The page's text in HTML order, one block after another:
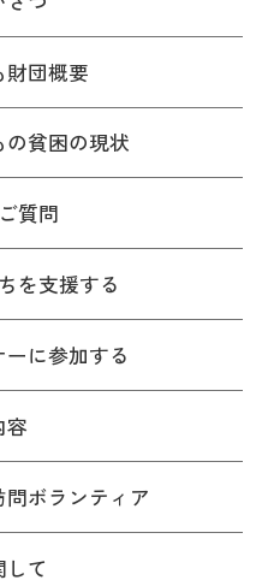
財団概要
貧困の現状
質問
を支援する
に参加する
容
ボランティア
て